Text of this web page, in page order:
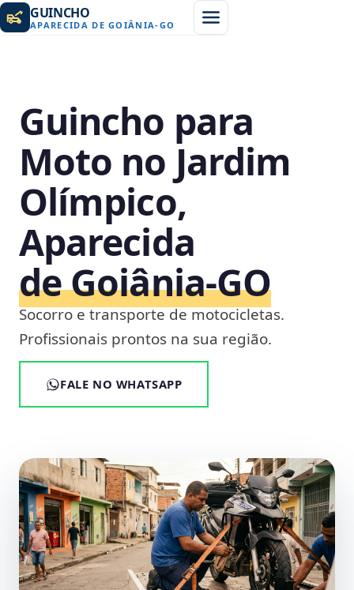
GUINCHO
APARECIDA DE GOIÂNIA-GO
Guincho para
Moto no Jardim
Olímpico,
Aparecida
de Goiânia‑GO
Socorro e transporte de motocicletas.
Profissionais prontos na sua região.
FALE NO WHATSAPP